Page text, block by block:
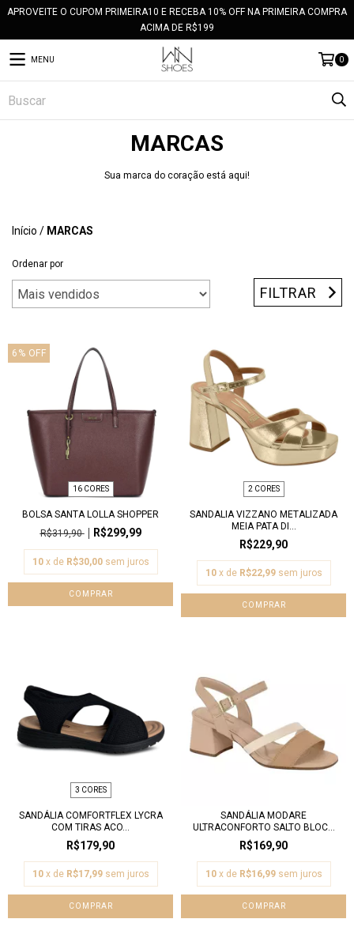
APROVEITE O CUPOM PRIMEIRA10 E RECEBA 10% OFF NA PRIMEIRA COMPRA
ACIMA DE R$199
MENU 0
MARCAS
Sua marca do coração está aqui!
Início / MARCAS
Ordenar por
FILTRAR
6 % OFF
16 CORES
BOLSA SANTA LOLLA SHOPPER
R$319,90
R$299,99
10 x de R$30,00 sem juros
COMPRAR
2 CORES
SANDALIA VIZZANO METALIZADA
MEIA PATA DI...
R$229,90
10 x de R$22,99 sem juros
COMPRAR
3 CORES
SANDÁLIA COMFORTFLEX LYCRA
COM TIRAS ACO...
R$179,90
10 x de R$17,99 sem juros
COMPRAR
SANDÁLIA MODARE
ULTRACONFORTO SALTO BLOC...
R$169,90
10 x de R$16,99 sem juros
COMPRAR